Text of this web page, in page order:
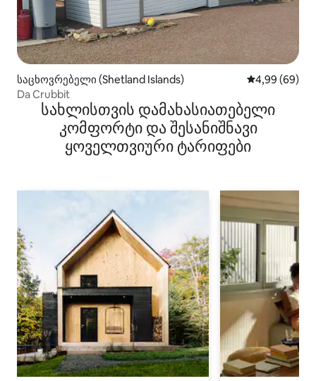
საცხოვრებელი (Shetland Islands) საშუალო
4,99 (69)
Da Crubbit
სახლისთვის დამახასიათებელი
კომფორტი და შესანიშნავი
ყოველთვიური ტარიფები